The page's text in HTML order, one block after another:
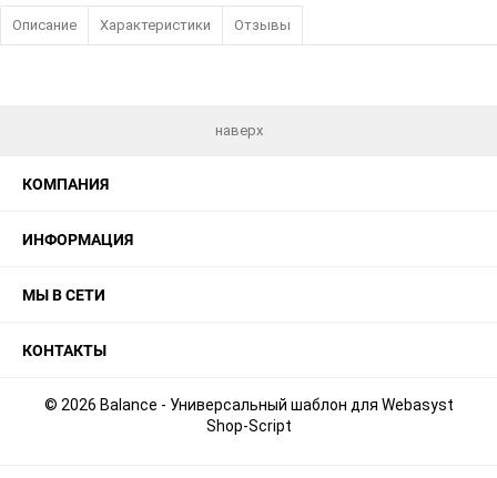
Описание Характеристики Отзывы
наверх
КОМПАНИЯ
ИНФОРМАЦИЯ
МЫ В СЕТИ
КОНТАКТЫ
© 2026 Balance - Универсальный шаблон для Webasyst
Shop-Script